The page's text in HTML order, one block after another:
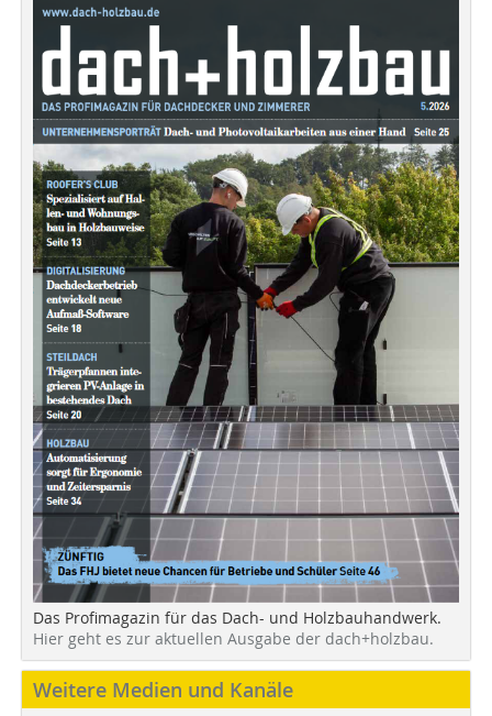
Das Profimagazin für das Dach- und Holzbauhandwerk.
Hier geht es zur aktuellen Ausgabe der dach+holzbau.
Weitere Medien und Kanäle